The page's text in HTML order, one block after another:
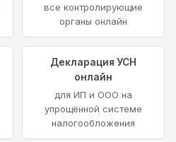
все контролирующие
органы онлайн
Декларация УСН
онлайн
для ИП и ООО на
упрощённой системе
налогообложения